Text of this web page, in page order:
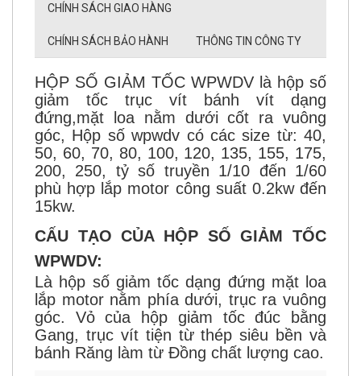
CHÍNH SÁCH GIAO HÀNG
CHÍNH SÁCH BẢO HÀNH THÔNG TIN CÔNG TY
HỘP SỐ GIẢM TỐC WPWDV là hộp số
giảm tốc trục vít bánh vít dạng
đứng,mặt loa nằm dưới cốt ra vuông
góc, Hộp số wpwdv có các size từ: 40,
50, 60, 70, 80, 100, 120, 135, 155, 175,
200, 250, tỷ số truyền 1/10 đến 1/60
phù hợp lắp motor công suất 0.2kw đến
15kw.
CẤU TẠO CỦA HỘP SỐ GIẢM TỐC
WPWDV:
Là hộp số giảm tốc dạng đứng mặt loa
lắp motor nằm phía dưới, trục ra vuông
góc. Vỏ của hộp giảm tốc đúc bằng
Gang, trục vít tiện từ thép siêu bền và
bánh Răng làm từ Đồng chất lượng cao.